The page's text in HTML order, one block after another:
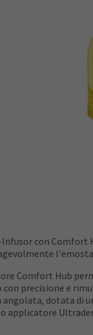
con Comfort
Comfort Hub
precisione e
angolata, dotata di
applicatore